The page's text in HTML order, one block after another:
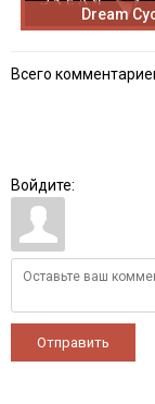
Dream
Всего
Войдите:
Отправить